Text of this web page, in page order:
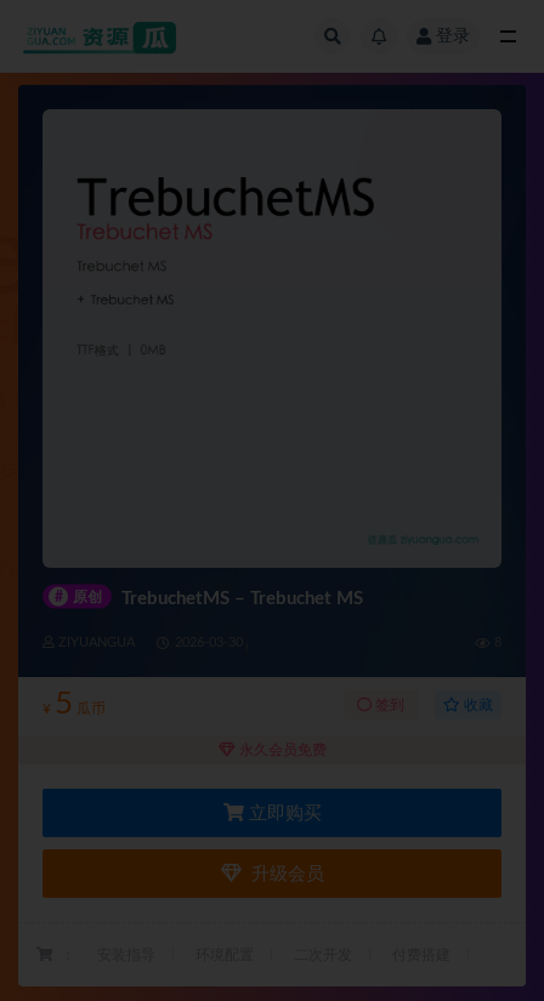
登录
# 原创 TrebuchetMS – Trebuchet MS
ZIYUANGUA
¥ 5 瓜币 签到 收藏
永久会员免费
立即购买
升级会员